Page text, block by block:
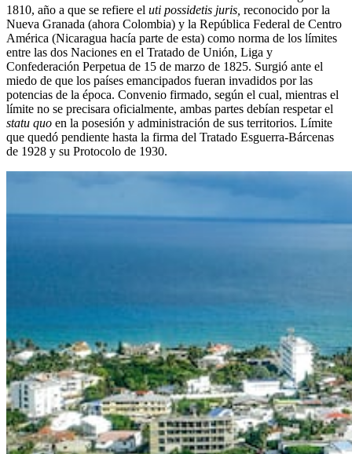
1810, año a que se refiere el uti possidetis juris, reconocido por la
Nueva Granada (ahora Colombia) y la República Federal de Centro
América (Nicaragua hacía parte de esta) como norma de los límites
entre las dos Naciones en el Tratado de Unión, Liga y
Confederación Perpetua de 15 de marzo de 1825. Surgió ante el
miedo de que los países emancipados fueran invadidos por las
potencias de la época. Convenio firmado, según el cual, mientras el
límite no se precisara oficialmente, ambas partes debían respetar el
statu quo en la posesión y administración de sus territorios. Límite
que quedó pendiente hasta la firma del Tratado Esguerra-Bárcenas
de 1928 y su Protocolo de 1930.